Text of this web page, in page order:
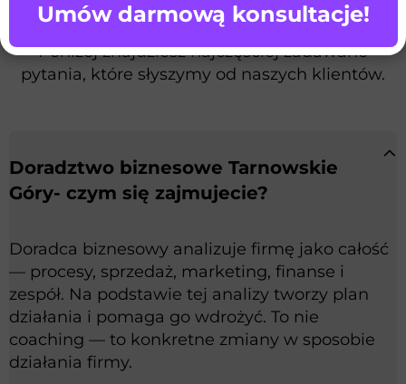
Poniżej znajdziesz najczęściej zadawane
pytania, które słyszymy od naszych klientów.
Doradztwo biznesowe Tarnowskie
Góry- czym się zajmujecie?
Doradca biznesowy analizuje firmę jako całość
— procesy, sprzedaż, marketing, finanse i
zespół. Na podstawie tej analizy tworzy plan
działania i pomaga go wdrożyć. To nie
coaching — to konkretne zmiany w sposobie
działania firmy.
Umów darmową konsultacje!